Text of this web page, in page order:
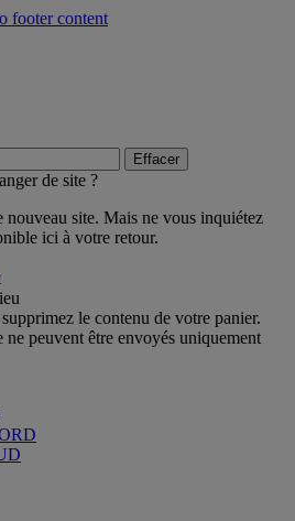
footer content
Effacer
de site ?
nouveau site. Mais ne vous inquiétez
ici à votre retour.
le contenu de votre panier.
ne peuvent être envoyés uniquement